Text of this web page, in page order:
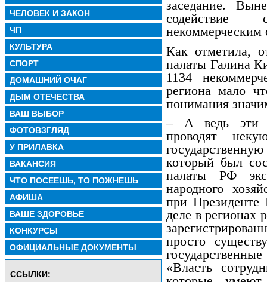
ЧЕЛОВЕК И ЗАКОН
ЧП
КУЛЬТУРА
СПОРТ
ДОМАШНИЙ ОЧАГ
ДЫМ ОТЕЧЕСТВА
ВАШ ВЫБОР
ФОТОВЗГЛЯД
У ПРИЛАВКА
ВАКАНСИЯ
ЧТО ПОСЕЕШЬ, ТО ПОЖНЕШЬ
АФИША
ВАШЕ ЗДОРОВЬЕ
КОНКУРСЫ
ОФИЦИАЛЬНЫЕ ДОКУМЕНТЫ
CСЫЛКИ:
заседание.
содействие
некоммерческим
Как отметила,
палаты Галина
1134
региона мало
понимания
– А ведь эти
проводят
который был
палаты РФ
народного
при Президенте
деле в регионах
просто
«Власть